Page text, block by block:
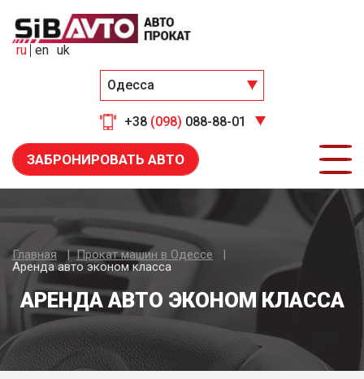
Одесса
+38 (098) 088-88-01
ru en uk
ЗАБРОНИРОВАТЬ АВТО
Главная
Прокат машин в Одессе
Аренда авто эконом класса
АРЕНДА АВТО ЭКОНОМ КЛАССА